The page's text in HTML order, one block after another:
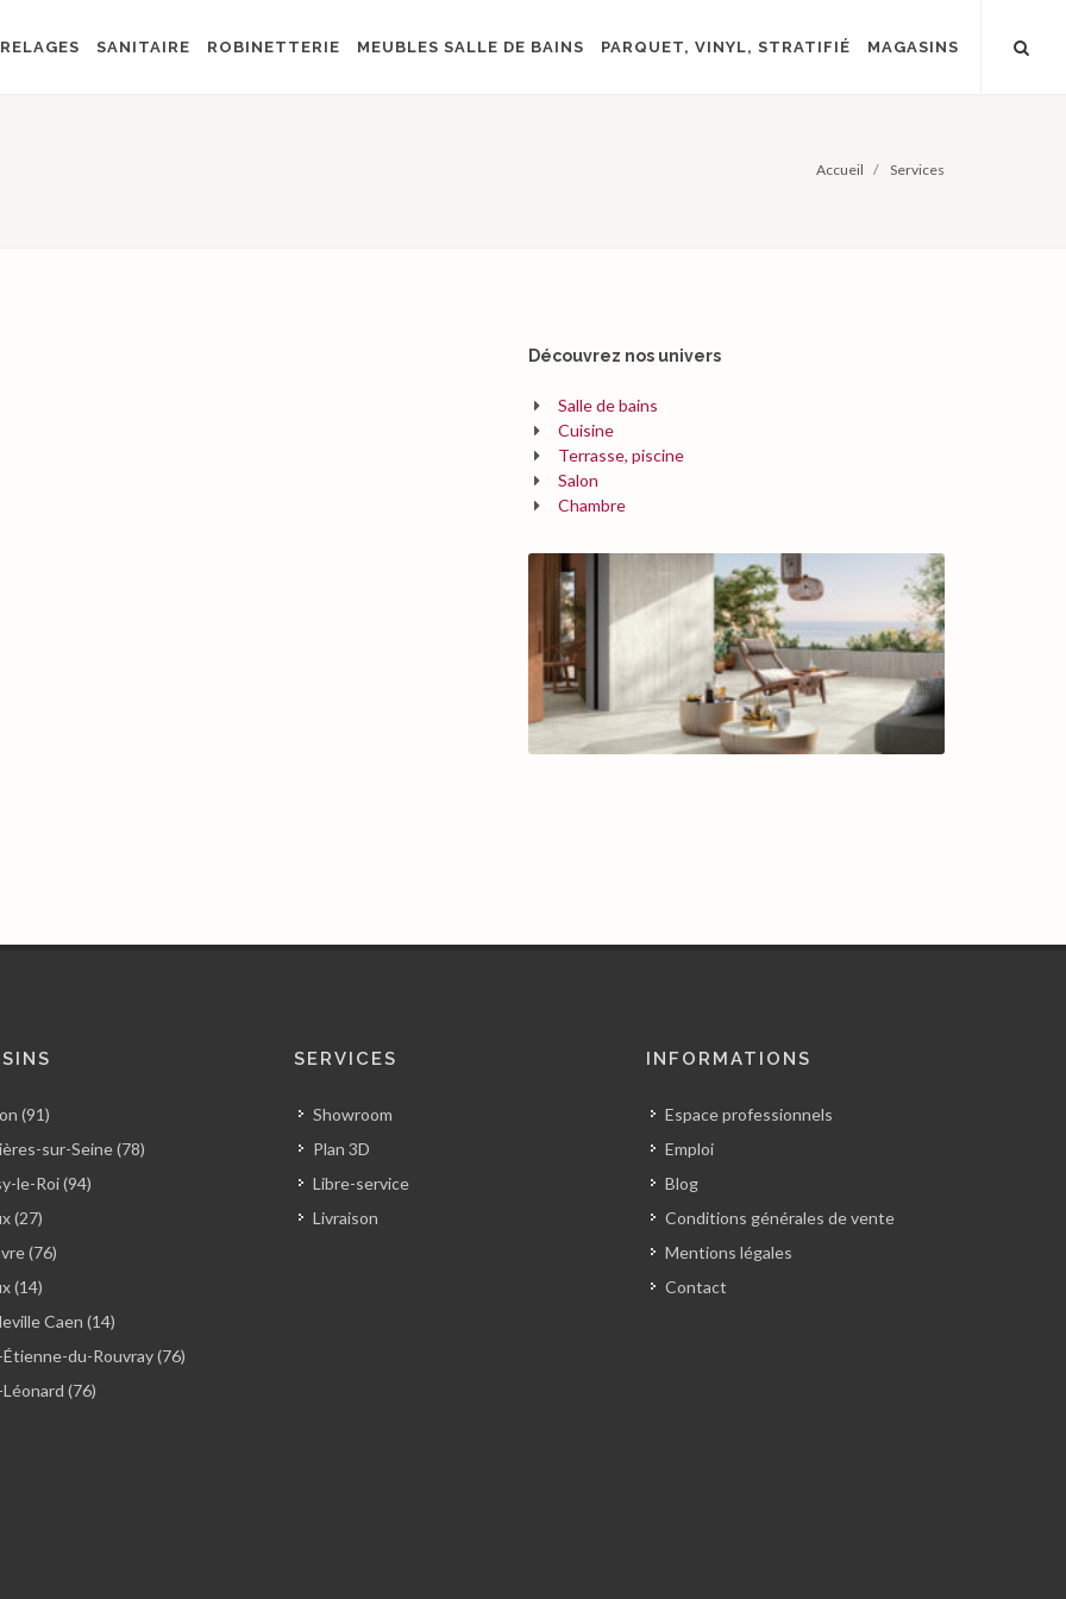
SANITAIRE ROBINETTERIE MEUBLES SALLE DE BAINS PARQUET, VINYL, STRATIFIÉ MAGASINS
Accueil Services
Découvrez nos univers
Salle de bains
Cuisine
Terrasse, piscine
Salon
Chambre
(91)
sur-Seine (78)
le-Roi (94)
(27)
(76)
(14)
Caen (14)
du-Rouvray (76)
(76)
SERVICES
Showroom
Plan 3D
Libre-service
Livraison
INFORMATIONS
Espace professionnels
Emploi
Blog
Conditions générales de vente
Mentions légales
Contact